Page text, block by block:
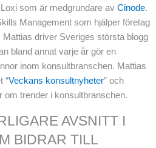
som är medgrundare av Cinode.
Management som hjälper företag
driver Sveriges största blogg
bland annat varje år gör en
inom konsultbranschen. Mattias
“Veckans konsultnyheter” och
om trender i konsultbranschen.
AVSNITT I
BIDRAR TILL